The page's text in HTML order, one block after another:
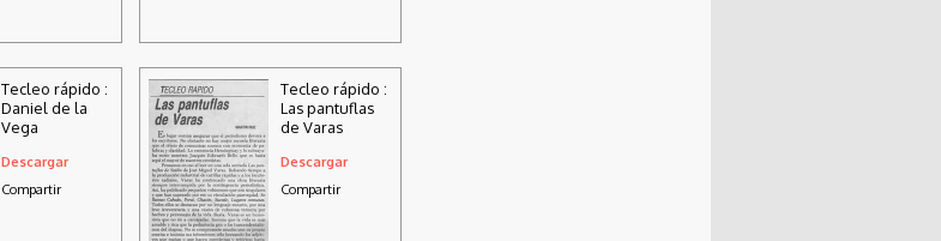
Tecleo rápido :
Daniel de la
Vega
Descargar
Compartir
Tecleo rápido :
Las pantuflas
de Varas
Descargar
Compartir